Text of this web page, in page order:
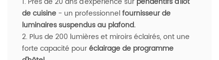
de cuisine - un professionnelfournisseur de
luminaires suspendus au plafond.
2. Plus de 200 lumières et miroirs éclairés, ont une
forte capacité pouréclairage de programme